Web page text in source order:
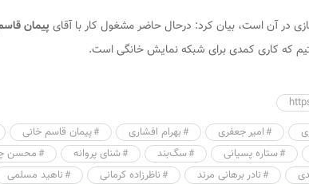
در آن است، بیان کرد: درحال حاضر مشغول کار با آقای پیمان
که کاری کمدی برای شبکه نمایش خانگی است.
امیر جعفری بهرام افشاری پیمان قاسم خانی
ستاره پسیانی سگ‌بند شنای پروانه
محسن
نادر برهانی‌ مرند ناظرزاده کرمانی ناهید مسلمی